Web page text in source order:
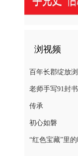
浏视频
百年长郡绽放
老师手写91封
传承
初心如磐
“红色宝藏”里